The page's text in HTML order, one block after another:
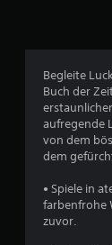
Begleite
Buch der
aufregende
von dem
dem
• Spiele in
farbenfrohe
zuvor.